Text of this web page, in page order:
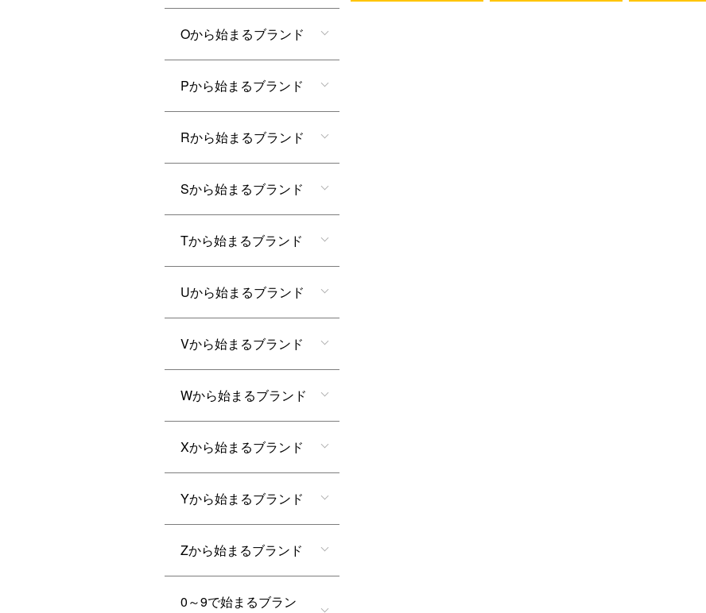
Oから始まるブランド
Pから始まるブランド
Rから始まるブランド
Sから始まるブランド
Tから始まるブランド
Uから始まるブランド
Vから始まるブランド
Wから始まるブランド
Xから始まるブランド
Yから始まるブランド
Zから始まるブランド
0～9で始まるブラン